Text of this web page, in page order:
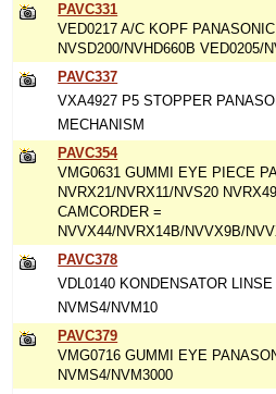
PAVC331
VED0217 A/C KOPF PANASONIC
NVSD200/NVHD660B VED0205/
PAVC337
VXA4927 P5 STOPPER
MECHANISM
PAVC354
VMG0631 GUMMI EYE PIECE
NVRX21/NVRX11/NVS20
CAMCORDER =
NVVX44/NVRX14B/NVVX9B/
PAVC378
VDL0140 KONDENSATOR
NVMS4/NVM10
PAVC379
VMG0716 GUMMI EYE
NVMS4/NVM3000